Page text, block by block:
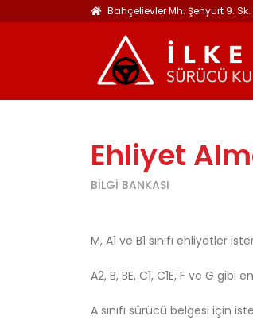
Bahçelievler Mh. Şenyurt 9. Sk.
Ehliyet
BİLGİ BANKASI
M, A1 ve B1 sınıfı ehliyetler
A2, B, BE, C1, C1E, F ve G
A sınıfı sürücü belgesi için